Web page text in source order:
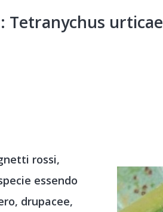
Tetranychus urticae
rossi,
essendo
drupacee,